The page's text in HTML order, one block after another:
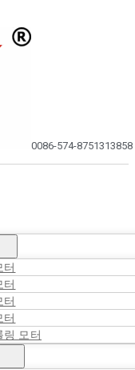
0086-574-87513138
터
터
터
터
링 모터